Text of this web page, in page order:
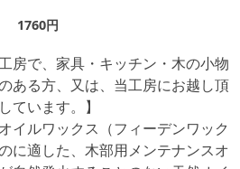
1760円
房で、家具・キッチン・木の小物
ある方、又は、当工房にお越し頂
ています。】
イルワックス（フィーデンワック
に適した、木部用メンテナンスオ